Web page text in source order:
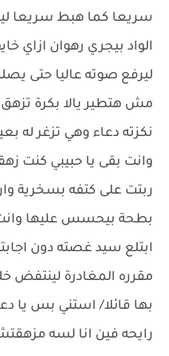
سريعا كما هبط سريعا
الواد بيجري رهوان ازاي
ليرفع صوته عاليا حتى
مش هتطير يالا بكرة
نكزته دعاء وهي تزغر له
وانت بقى يا حبيبي كنت
ربتت على كتفه بسخرية
بطحة بيحسس عليها
ابتلع سيد غصته دون
مقرره المغادرة لينتفض
بها قائلا/ استني بس يا
رايحه فين انا لسه